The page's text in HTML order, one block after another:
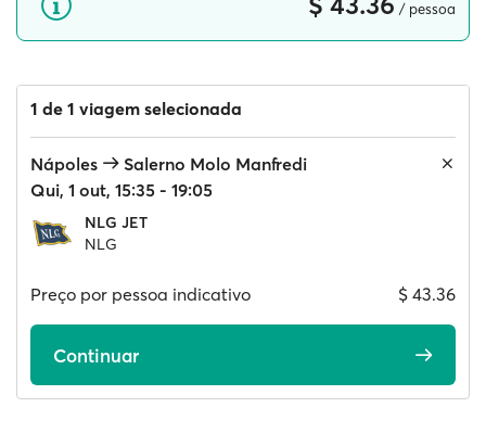
/ pessoa
1 de 1 viagem selecionada
Nápoles
Salerno Molo Manfredi
Qui, 1 out, 15:35 - 19:05
NLG JET
NLG
Preço por pessoa indicativo $ 43.36
Continuar